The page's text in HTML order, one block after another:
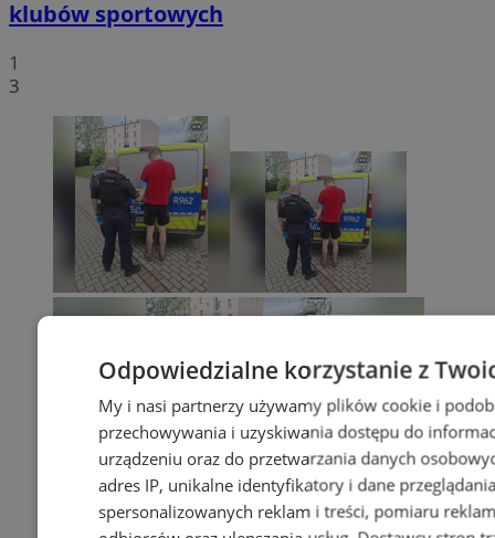
klubów sportowych
1
3
Odpowiedzialne korzystanie z
My i nasi partnerzy używamy plików cookie i
przechowywania i uzyskiwania dostępu do
urządzeniu oraz do przetwarzania danych
adres IP, unikalne identyfikatory i dane
spersonalizowanych reklam i treści, pomiaru